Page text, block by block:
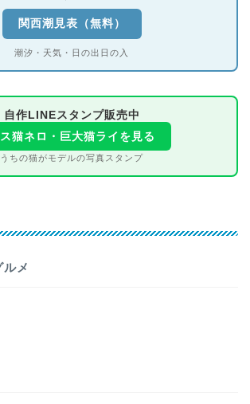
関西潮見表（無料）
潮汐・天気・日の出日の入
自作LINEスタンプ販売中
猫ネロ・巨大猫ライを見る
うちの猫がモデルの写真スタンプ
メ